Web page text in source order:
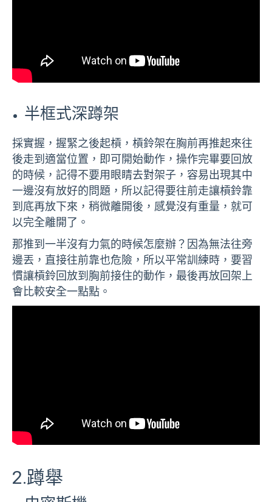
半框式深蹲架
採實握，握緊之後起槓，槓鈴架在胸前再推起來往
後走到適當位置，即可開始動作，操作完畢要回放
的時候，記得不要用眼睛去對架子，容易出現其中
一邊沒有放好的問題，所以記得要往前走讓槓鈴靠
到底再放下來，稍微離開後，感覺沒有重量，就可
以完全離開了。
那推到一半沒有力氣的時候怎麼辦？因為無法往旁
邊丟，直接往前靠也危險，所以平常訓練時，要習
慣讓槓鈴回放到胸前接住的動作，最後再放回架上
會比較安全一點點。
2.蹲舉